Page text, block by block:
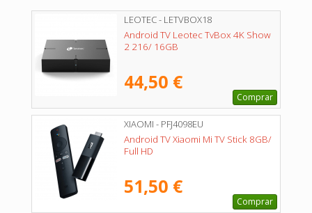
LEOTEC - LETVBOX18
Android TV Leotec TvBox 4K Show
2 216/ 16GB
44,50 €
Comprar
XIAOMI - PFJ4098EU
Android TV Xiaomi Mi TV Stick 8GB/
Full HD
51,50 €
Comprar